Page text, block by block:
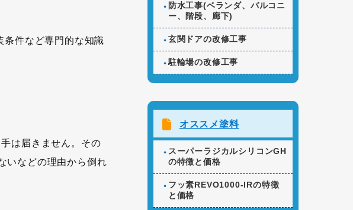
条件など専門的な知識
は届きません。その
いなどの理由から倒れ
防水工事(ベランダ、バルコニ
ー、階段、廊下)
玄関ドアの改修工事
駐輪場の改修工事
オススメ塗料
スーパーラジカルシリコンGH
の特徴と価格
フッ素REVO1000-IRの特徴
と価格